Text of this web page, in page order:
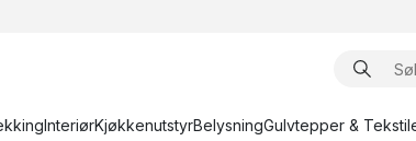
InteriørKjøkkenutstyrBelysningGulvtepper &